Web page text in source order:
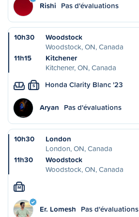
Rishi Pas d'évaluations
10h30
Woodstock
Woodstock, ON, Canada
11h15
Kitchener
Kitchener, ON, Canada
S Honda Clarity Blanc '23
Aryan Pas d'évaluations
10h30
London
London, ON, Canada
11h30
Woodstock
Woodstock, ON, Canada
M
Er. Lomesh Pas d'évaluations